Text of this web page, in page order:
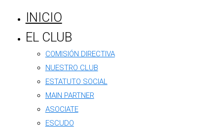
INICIO
EL CLUB
COMISIÓN DIRECTIVA
NUESTRO CLUB
ESTATUTO SOCIAL
MAIN PARTNER
ASOCIATE
ESCUDO